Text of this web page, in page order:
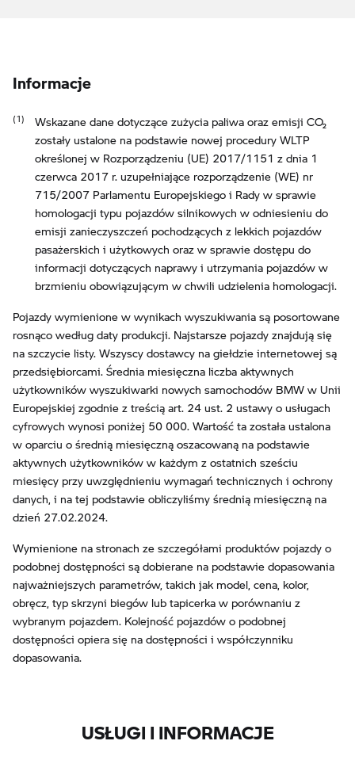
Informacje
Wskazane dane dotyczące zużycia paliwa oraz emisji CO₂
zostały ustalone na podstawie nowej procedury WLTP
określonej w Rozporządzeniu (UE) 2017/1151 z dnia 1
czerwca 2017 r. uzupełniające rozporządzenie (WE) nr
715/2007 Parlamentu Europejskiego i Rady w sprawie
homologacji typu pojazdów silnikowych w odniesieniu do
emisji zanieczyszczeń pochodzących z lekkich pojazdów
pasażerskich i użytkowych oraz w sprawie dostępu do
informacji dotyczących naprawy i utrzymania pojazdów w
brzmieniu obowiązującym w chwili udzielenia homologacji.
Pojazdy wymienione w wynikach wyszukiwania są posortowane
rosnąco według daty produkcji. Najstarsze pojazdy znajdują się
na szczycie listy. Wszyscy dostawcy na giełdzie internetowej są
przedsiębiorcami. Średnia miesięczna liczba aktywnych
użytkowników wyszukiwarki nowych samochodów BMW w Unii
Europejskiej zgodnie z treścią art. 24 ust. 2 ustawy o usługach
cyfrowych wynosi poniżej 50 000. Wartość ta została ustalona
w oparciu o średnią miesięczną oszacowaną na podstawie
aktywnych użytkowników w każdym z ostatnich sześciu
miesięcy przy uwzględnieniu wymagań technicznych i ochrony
danych, i na tej podstawie obliczyliśmy średnią miesięczną na
dzień 27.02.2024.
Wymienione na stronach ze szczegółami produktów pojazdy o
podobnej dostępności są dobierane na podstawie dopasowania
najważniejszych parametrów, takich jak model, cena, kolor,
obręcz, typ skrzyni biegów lub tapicerka w porównaniu z
wybranym pojazdem. Kolejność pojazdów o podobnej
dostępności opiera się na dostępności i współczynniku
dopasowania.
USŁUGI I INFORMACJE